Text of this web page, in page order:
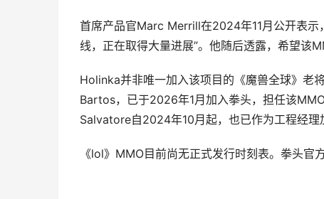
首席产品官Marc Merrill在2024年11月公开表示
线，正在取得大量进展”。他随后透露，希望该
Holinka并非唯一加入该项目的《魔兽全球》老
Bartos，已于2026年1月加入拳头，担任该
Salvatore自2024年10月起，也已作为工程经理
《lol》MMO目前尚无正式发行时刻表。拳头官